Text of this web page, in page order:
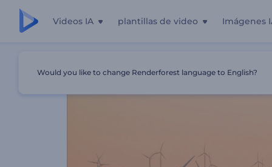
Videos IA plantillas de video Imágenes
Would you like to change Renderforest language to English?